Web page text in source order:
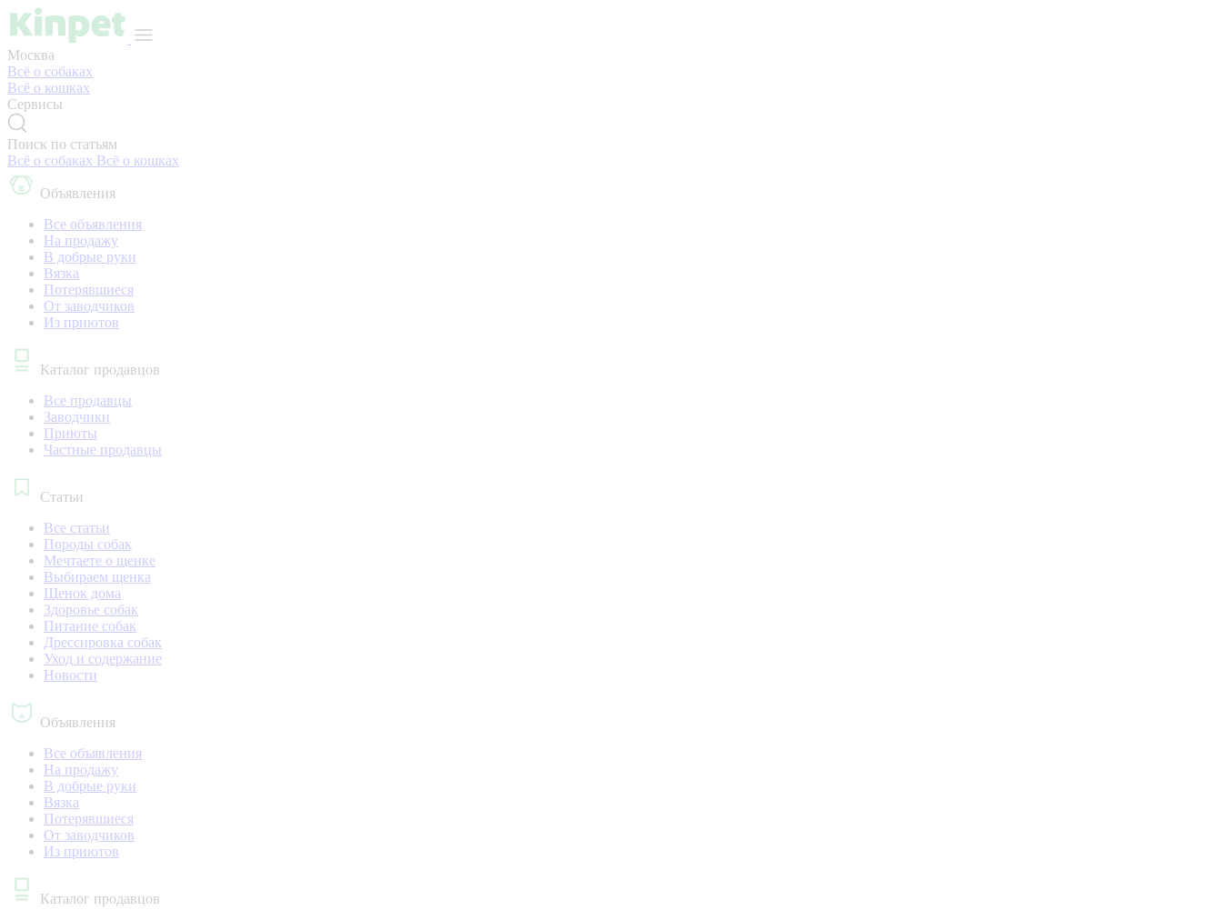
Москва
Всё о собаках
Всё о кошках
Сервисы
Поиск по статьям
Всё о собаках Всё о кошках
Объявления
Все объявления
На продажу
В добрые руки
Вязка
Потерявшиеся
От заводчиков
Из приютов
Каталог продавцов
Все продавцы
Заводчики
Приюты
Частные продавцы
Статьи
Все статьи
Породы собак
Мечтаете о щенке
Выбираем щенка
Щенок дома
Здоровье собак
Питание собак
Дрессировка собак
Уход и содержание
Новости
Объявления
Все объявления
На продажу
В добрые руки
Вязка
Потерявшиеся
От заводчиков
Из приютов
Каталог продавцов